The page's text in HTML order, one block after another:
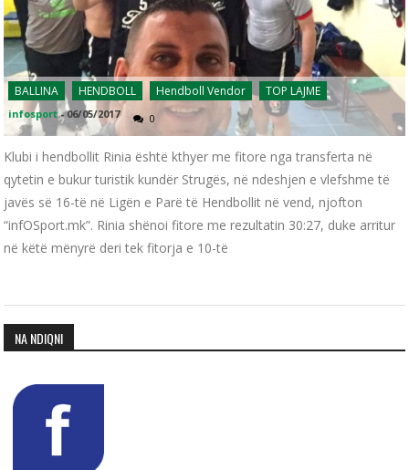
BALLINA HENDBOLL Hendboll Vendor TOP LAJME
infosport -06/05/2017 0
Klubi i hendbollit Rinia është kthyer me fitore nga transferta në
qytetin e bukur turistik kundër Strugës, në ndeshjen e vlefshme të
javës së 16-të në Ligën e Parë të Hendbollit në vend, njofton
“infOSport.mk”. Rinia shënoi fitore me rezultatin 30:27, duke arritur
në këtë mënyrë deri tek fitorja e 10-të
NA NDIQNI